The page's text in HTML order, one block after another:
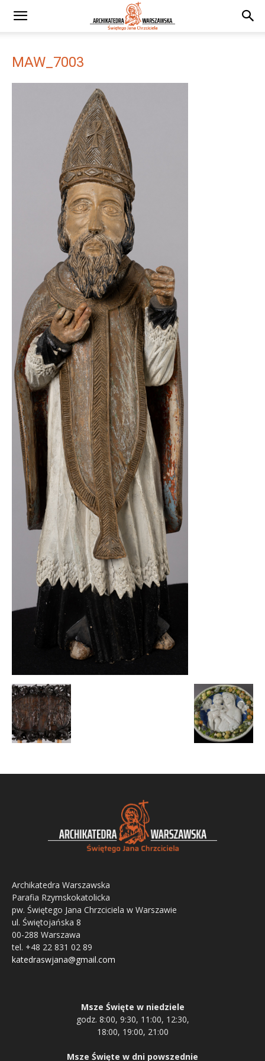
MAW_7003
Archikatedra Warszawska
Parafia Rzymskokatolicka
pw. Świętego Jana Chrzciciela w Warszawie
ul. Świętojańska 8
00-288 Warszawa
tel. +48 22 831 02 89
katedraswjana@gmail.com
Msze Święte w niedziele
godz. 8:00, 9:30, 11:00, 12:30,
18:00, 19:00, 21:00
Msze Święte w dni powszednie